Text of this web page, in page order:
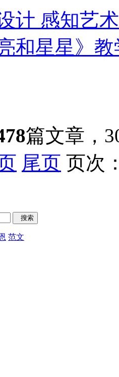
计 感知艺
和星星》
篇文章，
尾页 页次
范文